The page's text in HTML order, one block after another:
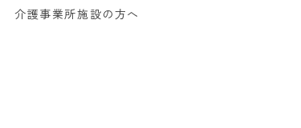
介護事業所施設の方へ